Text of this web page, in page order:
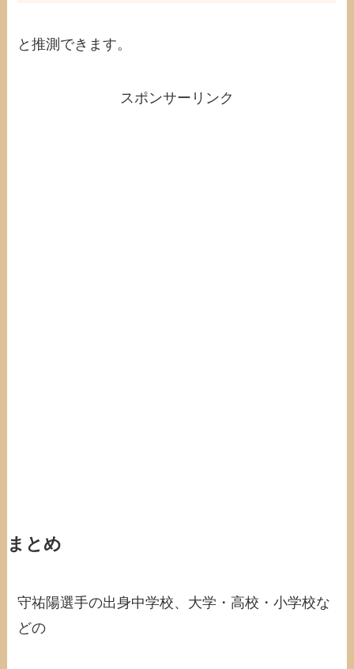
と推測できます。
スポンサーリンク
まとめ
守祐陽選手の出身中学校、大学・高校・小学校な
どの